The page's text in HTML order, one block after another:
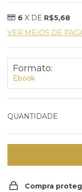
6 X DE R$5,68
VER MEIOS DE
Formato:
Ebook
QUANTIDADE
Compra